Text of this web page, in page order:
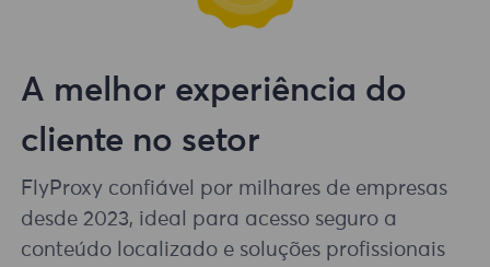
A melhor experiência do
cliente no setor
FlyProxy confiável por milhares de empresas
desde 2023, ideal para acesso seguro a
conteúdo localizado e soluções profissionais